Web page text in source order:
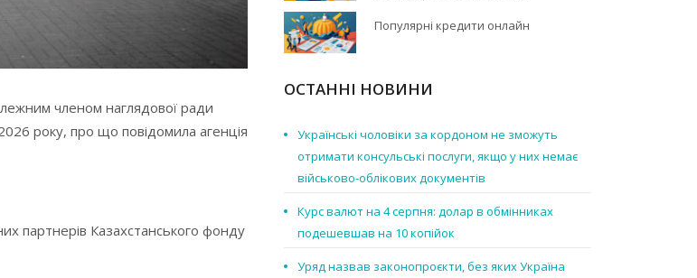
членом наглядової ради
року, про що повідомила агенція
партнерів Казахстанського фонду
Популярні кредити онлайн
ОСТАННІ НОВИНИ
Українські чоловіки за кордоном не зможуть
отримати консульські послуги, якщо у них немає
військово-облікових документів
Курс валют на 4 серпня: долар в обмінниках
подешевшав на 10 копійок
Уряд назвав законопроєкти, без яких Україна